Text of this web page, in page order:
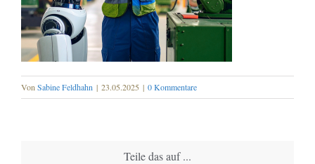
Von Sabine Feldhahn | 23.05.2025 | 0 Kommentare
Teile das auf ...